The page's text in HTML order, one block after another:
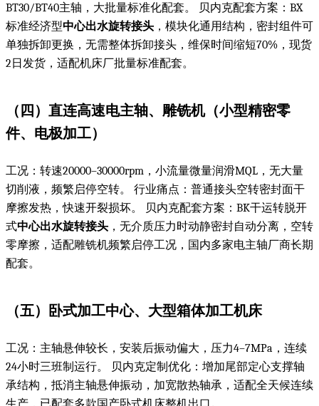
BT30/BT40主轴，大批量标准化配套。 贝内克配套方案：BX
标准经济型中心出水旋转接头 ，模块化通用结构，密封组件可
单独拆卸更换，无需整体拆卸接头，维保时间缩短70%，现货
2日发货，适配机床厂批量标准配套。
（四）直连高速电主轴、雕铣机（小型精密零
件、电极加工）
工况：转速20000–30000rpm，小流量微量润滑MQL，无大量
切削液，频繁启停空转。 行业痛点：普通接头空转密封面干
摩擦发热，快速开裂损坏。 贝内克配套方案：BK干运转脱开
式中心出水旋转接头 ，无介质压力时动静密封自动分离，空转
零摩擦，适配雕铣机频繁启停工况，国内多家电主轴厂商长期
配套。
（五）卧式加工中心、大型箱体加工机床
工况：主轴悬伸较长，安装后振动偏大，压力4–7MPa，连续
24小时三班制运行。 贝内克定制优化：增加尾部定心支撑轴
承结构，抵消主轴悬伸振动，加宽散热轴承，适配全天候连续